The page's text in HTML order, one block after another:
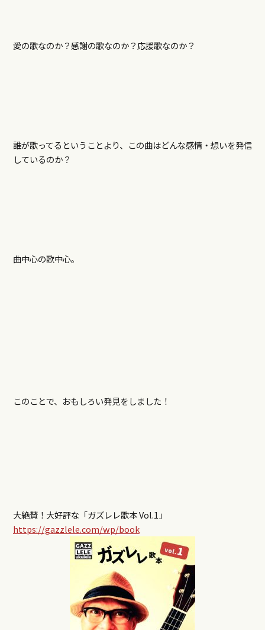
愛の歌なのか？感謝の歌なのか？応援歌なのか？
誰が歌ってるということより、この曲はどんな感情・想いを発信
しているのか？
曲中心の歌中心。
このことで、おもしろい発見をしました！
大絶賛！大好評な「ガズレレ歌本 Vol.1」
https://gazzlele.com/wp/book